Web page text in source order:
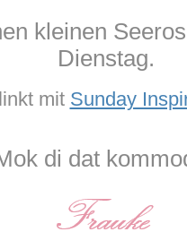
kleinen
Dienstag.
mit Sunday
di dat